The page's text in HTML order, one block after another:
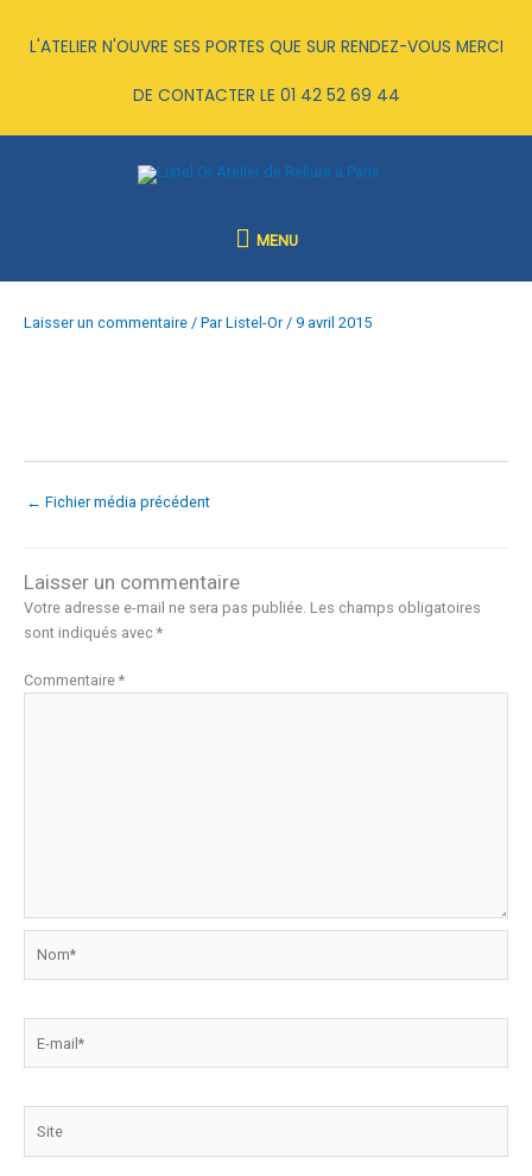
L'ATELIER N'OUVRE SES PORTES QUE SUR RENDEZ-VOUS MERCI
DE CONTACTER LE 01 42 52 69 44
MENU
MENU
Laisser un commentaire / ParListel-Or/ 9 avril 2015
← Fichier média précédent
Laisser un commentaire
Votre adresse e-mail ne sera pas publiée. Les champs obligatoires
sont indiqués avec *
Commentaire *
mail*